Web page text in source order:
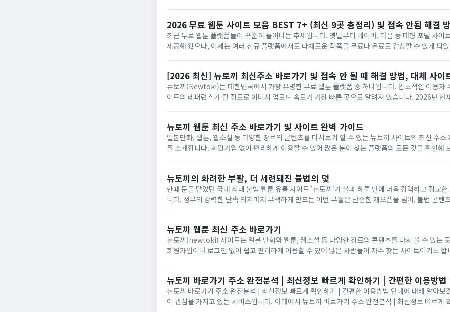
2026 무료 웹툰 사이트 모음 BEST 7+ (최신 9곳 총정리) 및 접속 안됨 해결
최근 무료 웹툰 플랫폼들이 꾸준히 늘어나는 추세입니다. 옛날부터 네이버, 다음 등 대형 포털 사이
제공해 왔으나, 이제는 여러 신규 플랫폼에서도 다채로운 작품을 무료나 유료로 감상할 수 있게 되었습니다. 세
[2026 최신] 뉴토끼 최신주소 바로가기 및 접속 안 될 때 해결 방법, 대체 사이
뉴토끼(Newtoki)는 대한민국에서 가장 유명한 무료 웹툰 플랫폼 중 하나입니다. 압도적인 이용자
이트의 레퍼런스가 될 정도로 이미지 업로드 속도가 가장 빠른 곳으로 알려져 있습니다. 2026년 현
뉴토끼 웹툰 최신 주소 바로가기 및 사이트 완벽 가이드
일본만화, 웹툰, 웹소설 등 다양한 장르의 콘텐츠를 다시보기 할 수 있는 뉴토끼 사이트의 최신 주소
를 소개합니다. 회원가입 없이 편리하게 이용할 수 있어 많은 분이 찾는 플랫폼의 모든 것을 확인해 보세요. 뉴토
뉴토끼의 화려한 부활, 더 세련돼진 불법의 덫
한때 문을 닫았던 국내 최대 불법 웹툰 유통 사이트 '뉴토끼'가 불과 하루 만에 더욱 강력하고 정교
니다. 정부의 강력한 단속 의지마저 무색하게 만드는 이번 부활은 단순한 재오픈을 넘어, 불법 콘텐
뉴토끼 웹툰 최신 주소 바로가기
뉴토끼(newtoki) 사이트는 일본 만화와 웹툰, 웹소설 등 다양한 장르의 콘텐츠를 다시 볼 수 있는 곳입니다.
회원가입이나 로그인 없이 쉽고 편리하게 이용할 수 있어 많은 사람들이 자주 찾는 사이트이기도 합니다. 뉴토끼
뉴토끼 바로가기 주소 완전분석 | 최신정보 빠르게 확인하기 | 간편한 이용방법
뉴토끼 바로가기 주소 완전분석 | 최신정보 빠르게 확인하기 | 간편한 이용방법 안내에 대해 알아보겠습니다.
이 관심을 가지고 있는 서비스입니다. 아래에서 뉴토끼 바로가기 주소 완전분석 | 최신정보 빠르게 확인하기 | 간편한 이